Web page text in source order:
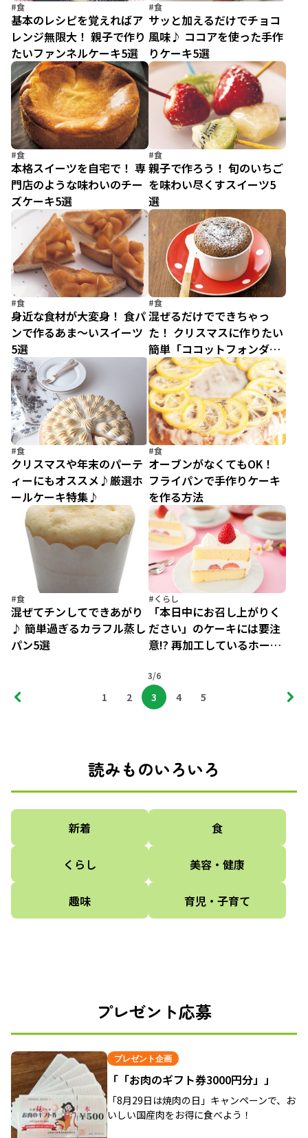
#食
基本のレシピを覚えればア
レンジ無限大！ 親子で作り
たいファンネルケーキ5選
#食
サッと加えるだけでチョコ
風味♪ ココアを使った手作
りケーキ5選
#食
本格スイーツを自宅で！ 専
門店のような味わいのチー
ズケーキ5選
#食
親子で作ろう！ 旬のいちご
を味わい尽くすスイーツ5
選
#食
身近な食材が大変身！ 食パ
ンで作るあま～いスイーツ
5選
#食
混ぜるだけでできちゃっ
た！ クリスマスに作りたい
簡単「ココットフォンダン
ショコラ」
#食
クリスマスや年末のパーテ
ィーにもオススメ♪厳選ホ
ールケーキ特集♪
#食
オーブンがなくてもOK！
フライパンで手作りケーキ
を作る方法
#食
混ぜてチンしてできあがり
♪ 簡単過ぎるカラフル蒸し
パン5選
#くらし
「本日中にお召し上がりく
ださい」のケーキには要注
意!? 再加工しているホール
3/6
1 2 3 4 5
読みものいろいろ
新着 食
くらし 美容・健康
趣味 育児・子育て
プレゼント応募
プレゼント企画
「「お肉のギフト券3000円分」」
「8月29日は焼肉の日」キャンペーンで、お
いしい国産肉をお得に食べよう！